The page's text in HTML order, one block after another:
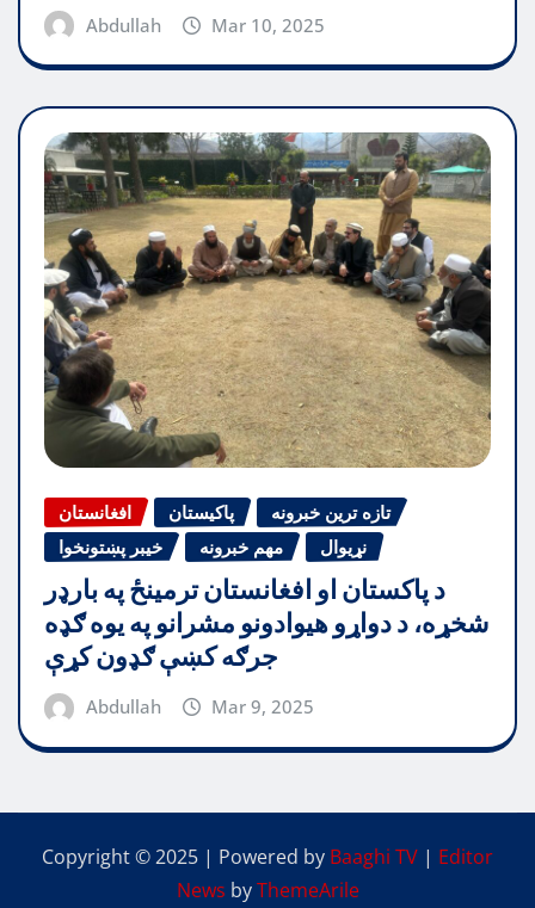
Abdullah Mar 10, 2025
افغانستان پاکیستان
تازه ترین خبرونه
خیبر پښتونخوا
مهم خبرونه نړیوال
د پاکستان او افغانستان ترمینځ په بارډر
شخړه، د دواړو هیوادونو مشرانو په یوه ګډه
جرګه کښې ګډون کړې
Abdullah Mar 9, 2025
Copyright © 2025 | Powered by Baaghi TV | Editor
News byThemeArile